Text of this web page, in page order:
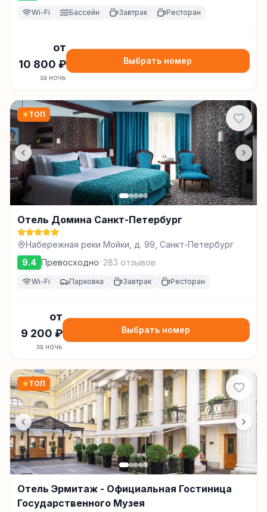
Wi-Fi Бассейн Завтрак Ресторан
от
10 800 ₽
за ночь
Выбрать номер
★ТОП
Отель Домина Санкт-Петербург
Набережная реки Мойки, д. 99, Санкт-Петербург
9.4 Превосходно· 283 отзывов
Wi-Fi Парковка Завтрак Ресторан
от
9 200 ₽
за ночь
Выбрать номер
★ТОП
Отель Эрмитаж - Официальная Гостиница
Государственного Музея